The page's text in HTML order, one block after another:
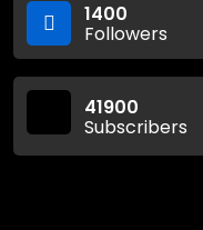
1400
Followers
41900
Subscribers